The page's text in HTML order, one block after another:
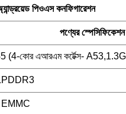
পিওএস কনফিগারেশন
পণ্যের স্পেসিফিকেশন
(4-কোর এআরএম কর্টেক্স-